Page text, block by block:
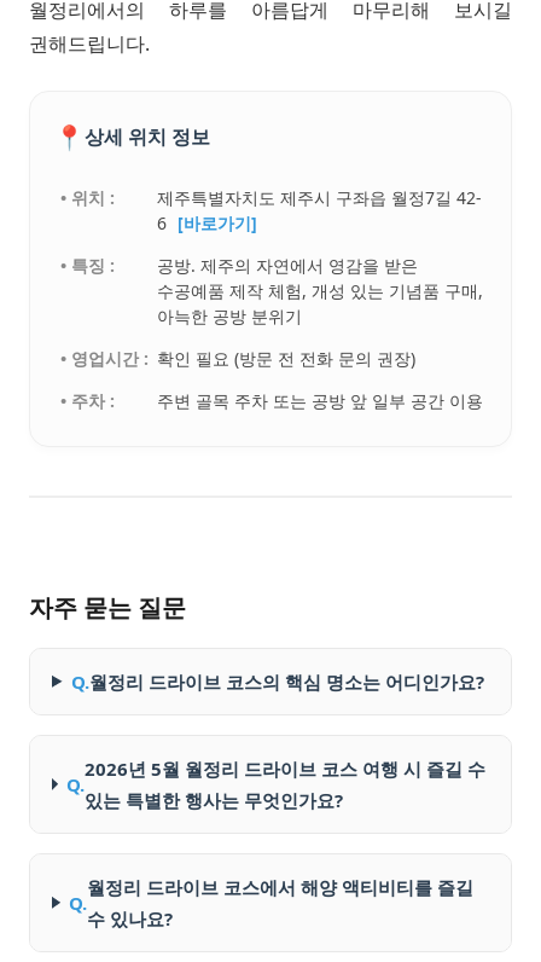
월정리에서의 하루를 아름답게 마무리해 보시길
권해드립니다.
📍 상세 위치 정보
• 위치 :
제주특별자치도 제주시 구좌읍 월정7길 42-
6 [바로가기]
• 특징 :
공방. 제주의 자연에서 영감을 받은
수공예품 제작 체험, 개성 있는 기념품 구매,
아늑한 공방 분위기
• 영업시간 : 확인 필요 (방문 전 전화 문의 권장)
• 주차 :
주변 골목 주차 또는 공방 앞 일부 공간 이용
자주 묻는 질문
Q.월정리 드라이브 코스의 핵심 명소는 어디인가요?
Q.
2026년 5월 월정리 드라이브 코스 여행 시 즐길 수
있는 특별한 행사는 무엇인가요?
Q.
월정리 드라이브 코스에서 해양 액티비티를 즐길
수 있나요?